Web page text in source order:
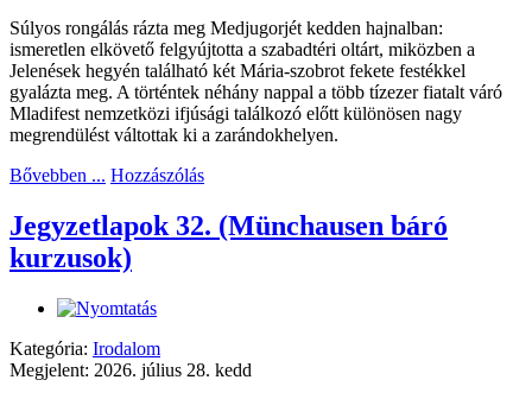
Súlyos rongálás rázta meg Medjugorjét kedden hajnalban:
ismeretlen elkövető felgyújtotta a szabadtéri oltárt, miközben a
Jelenések hegyén található két Mária-szobrot fekete festékkel
gyalázta meg. A történtek néhány nappal a több tízezer fiatalt váró
Mladifest nemzetközi ifjúsági találkozó előtt különösen nagy
megrendülést váltottak ki a zarándokhelyen.
Bővebben ... Hozzászólás
Jegyzetlapok 32. (Münchausen báró
kurzusok)
Kategória: Irodalom
Megjelent: 2026. július 28. kedd